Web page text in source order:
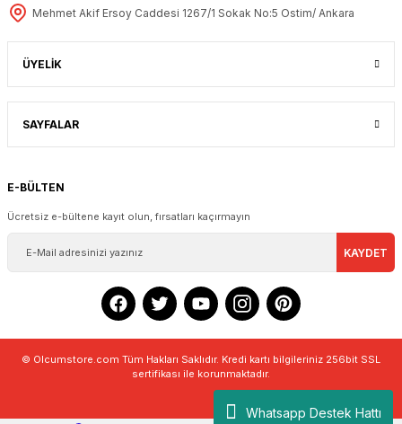
Whatsapp Destek Hattı
Mehmet Akif Ersoy Caddesi 1267/1 Sokak No:5 Ostim/ Ankara
ÜYELİK
SAYFALAR
E-BÜLTEN
Ücretsiz e-bültene kayıt olun, fırsatları kaçırmayın
KAYDET
© Olcumstore.com Tüm Hakları Saklıdır. Kredi kartı bilgileriniz 256bit SSL
sertifikası ile korunmaktadır.